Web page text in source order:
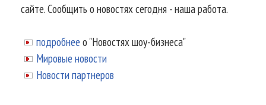
сайте. Сообщить о новостях сегодня - наша работа.
подробнее о "Новостях шоу-бизнеса"
Мировые новости
Новости партнеров